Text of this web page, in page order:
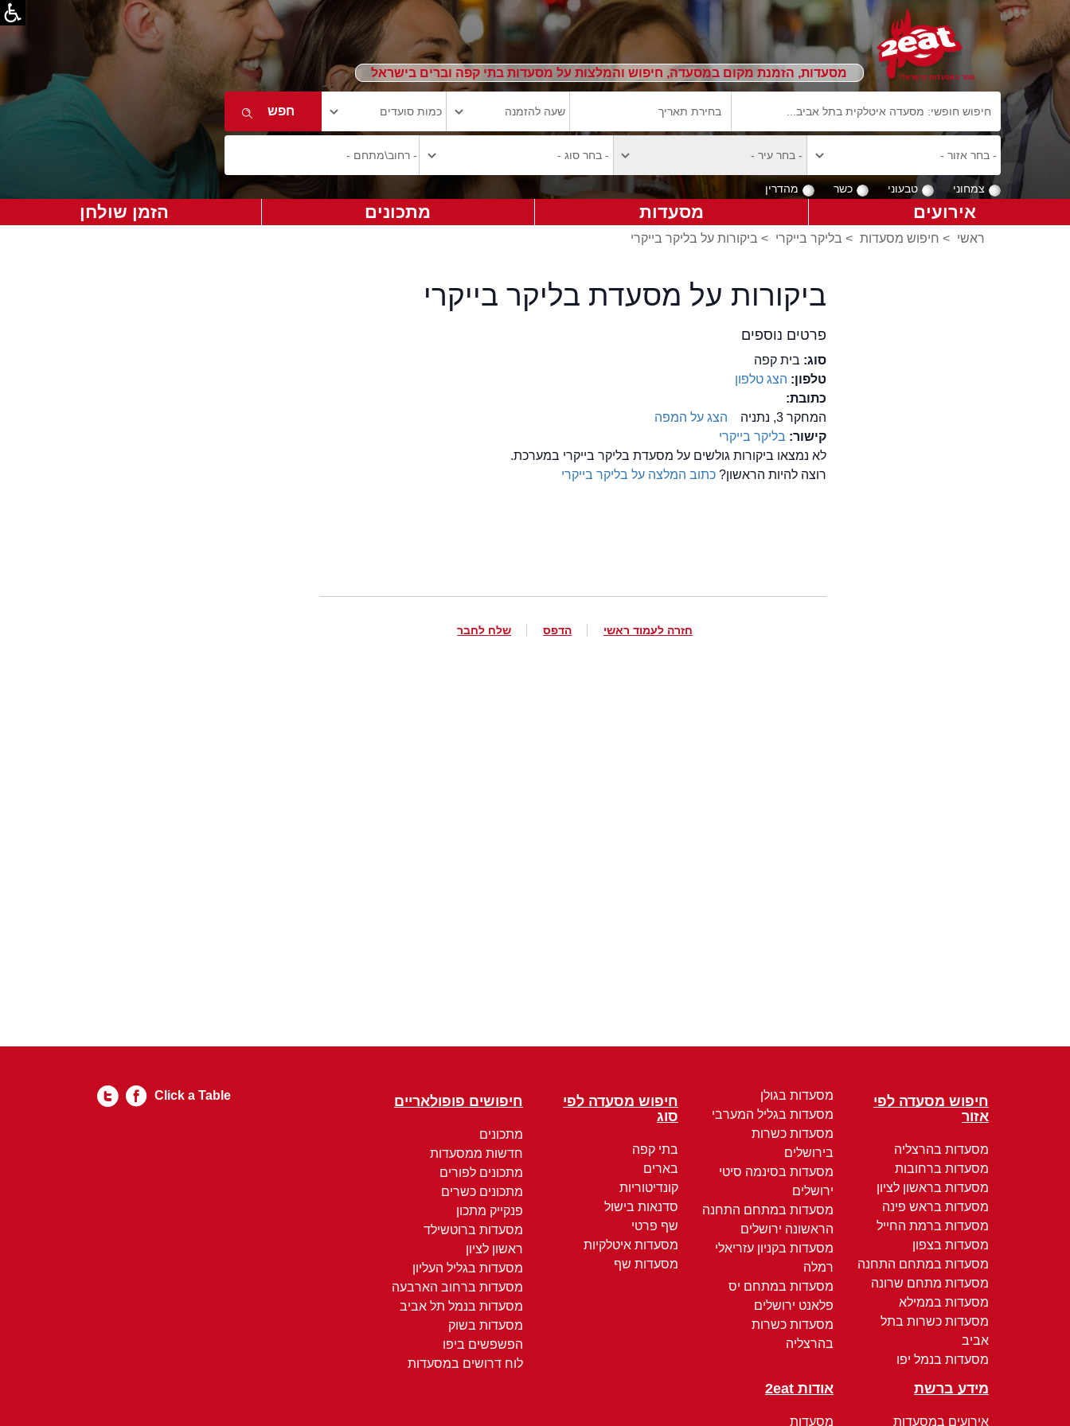
מסעדות, הזמנת מקום במסעדה, חיפוש והמלצות על מסעדות בתי קפה וברים בישראל
צמחוני טבעוני כשר מהדרין
אירועים מסעדות מתכונים הזמן שולחן
ראשי > חיפוש מסעדות > בליקר בייקרי > ביקורות על בליקר בייקרי
ביקורות על מסעדת בליקר בייקרי
פרטים נוספים
סוג: בית קפה
טלפון: הצג טלפון
כתובת:
המחקר 3, נתניה
הצג על המפה
קישור: בליקר בייקרי
לא נמצאו ביקורות גולשים על מסעדת בליקר בייקרי במערכת.
רוצה להיות הראשון?כתוב המלצה על בליקר בייקרי
חזרה לעמוד ראשי הדפס שלח לחבר
חיפוש מסעדה לפי
אזור
מסעדות בהרצליה
מסעדות ברחובות
מסעדות בראשון לציון
מסעדות בראש פינה
מסעדות ברמת החייל
מסעדות בצפון
מסעדות במתחם התחנה
מסעדות מתחם שרונה
מסעדות בממילא
מסעדות כשרות בתל
אביב
מסעדות בנמל יפו
מסעדות בגולן
מסעדות בגליל המערבי
מסעדות כשרות
בירושלים
מסעדות בסינמה סיטי
ירושלים
מסעדות במתחם התחנה
הראשונה ירושלים
מסעדות בקניון עזריאלי
רמלה
מסעדות במתחם יס
פלאנט ירושלים
מסעדות כשרות
בהרצליה
חיפוש מסעדה לפי
סוג
בתי קפה
בארים
קונדיטוריות
סדנאות בישול
שף פרטי
מסעדות איטלקיות
מסעדות שף
חיפושים פופולאריים
מתכונים
חדשות ממסעדות
מתכונים לפורים
מתכונים כשרים
פנקייק מתכון
מסעדות ברוטשילד
ראשון לציון
מסעדות בגליל העליון
מסעדות ברחוב הארבעה
מסעדות בנמל תל אביב
מסעדות בשוק
הפשפשים ביפו
לוח דרושים במסעדות
מידע ברשת
אירועים במסעדות
אודות 2eat
מסעדות
Click a Table